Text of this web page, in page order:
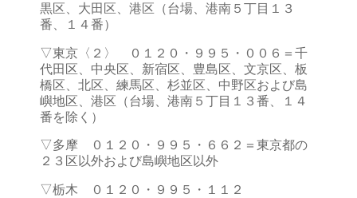
黒区、大田区、港区（台場、港南５丁目１３
番、１４番）
▽東京〈２〉 ０１２０・９９５・００６＝千
代田区、中央区、新宿区、豊島区、文京区、板
橋区、北区、練馬区、杉並区、中野区および島
嶼地区、港区（台場、港南５丁目１３番、１４
番を除く）
▽多摩 ０１２０・９９５・６６２＝東京都の
２３区以外および島嶼地区以外
▽栃木 ０１２０・９９５・１１２